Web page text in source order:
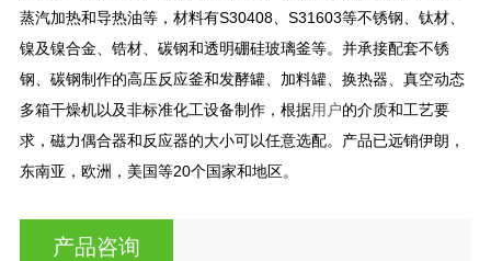
蒸汽加热和导热油等，材料有S30408、S31603等不锈钢、钛材、
镍及镍合金、锆材、碳钢和透明硼硅玻璃釜等。并承接配套不锈
钢、碳钢制作的高压反应釜和发酵罐、加料罐、换热器、真空动态
多箱干燥机以及非标准化工设备制作，根据用户的介质和工艺要
求，磁力偶合器和反应器的大小可以任意选配。产品已远销伊朗，
东南亚，欧洲，美国等20个国家和地区。
产品咨询